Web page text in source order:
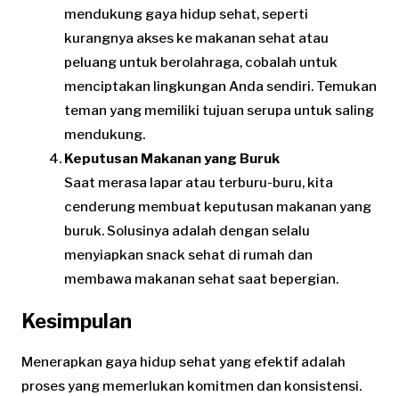
mendukung gaya hidup sehat, seperti
kurangnya akses ke makanan sehat atau
peluang untuk berolahraga, cobalah untuk
menciptakan lingkungan Anda sendiri. Temukan
teman yang memiliki tujuan serupa untuk saling
mendukung.
Keputusan Makanan yang Buruk
Saat merasa lapar atau terburu-buru, kita
cenderung membuat keputusan makanan yang
buruk. Solusinya adalah dengan selalu
menyiapkan snack sehat di rumah dan
membawa makanan sehat saat bepergian.
Kesimpulan
Menerapkan gaya hidup sehat yang efektif adalah
proses yang memerlukan komitmen dan konsistensi.